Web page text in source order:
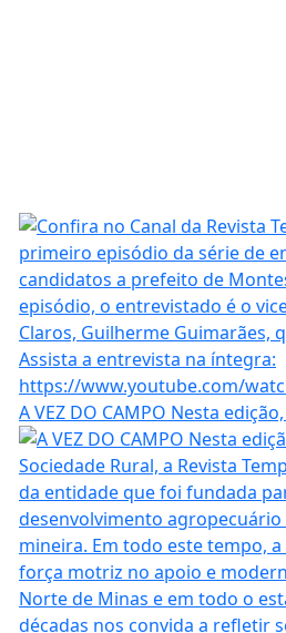
A VEZ DO CAMPO Nesta